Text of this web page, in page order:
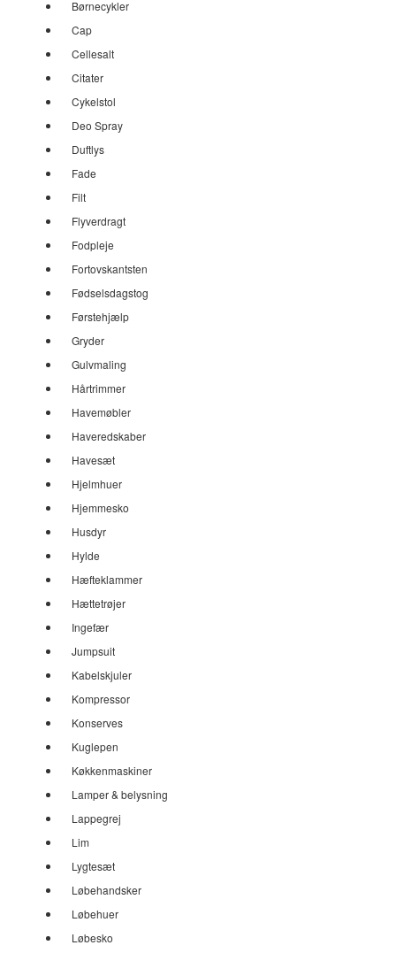
Børnecykler
Cap
Cellesalt
Citater
Cykelstol
Deo Spray
Duftlys
Fade
Filt
Flyverdragt
Fodpleje
Fortovskantsten
Fødselsdagstog
Førstehjælp
Gryder
Gulvmaling
Hårtrimmer
Havemøbler
Haveredskaber
Havesæt
Hjelmhuer
Hjemmesko
Husdyr
Hylde
Hæfteklammer
Hættetrøjer
Ingefær
Jumpsuit
Kabelskjuler
Kompressor
Konserves
Kuglepen
Køkkenmaskiner
Lamper & belysning
Lappegrej
Lim
Lygtesæt
Løbehandsker
Løbehuer
Løbesko